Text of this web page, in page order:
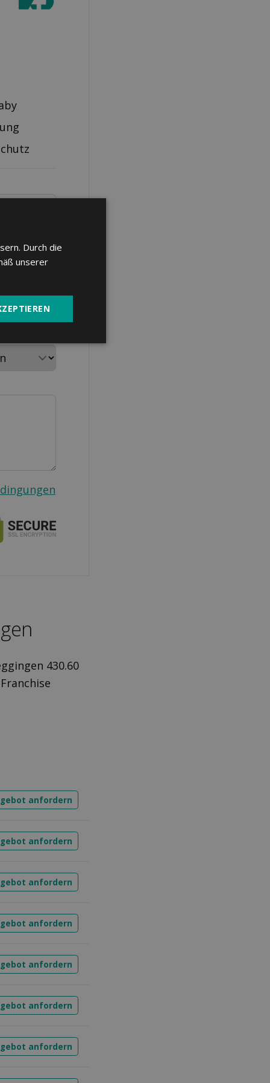
430.60
anfordern
anfordern
anfordern
anfordern
anfordern
anfordern
anfordern
Durch die
unserer